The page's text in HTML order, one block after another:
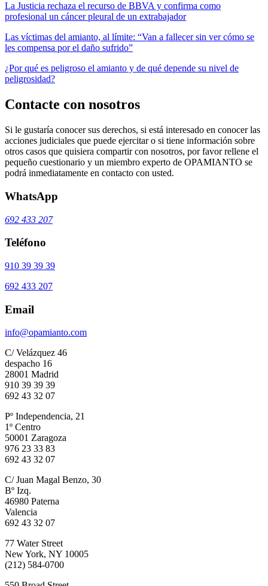
La Justicia rechaza el recurso de BBVA y confirma como
profesional un cáncer pleural de un extrabajador
Las víctimas del amianto, al límite: “Van a fallecer sin ver cómo se
les compensa por el daño sufrido”
¿Por qué es peligroso el amianto y de qué depende su nivel de
peligrosidad?
Contacte con nosotros
Si le gustaría conocer sus derechos, si está interesado en conocer las
acciones judiciales que puede ejercitar o si tiene información sobre
otros casos que quisiera compartir con nosotros, por favor rellene el
pequeño cuestionario y un miembro experto de OPAMIANTO se
podrá inmediatamente en contacto con usted.
WhatsApp
692 433 207
Teléfono
910 39 39 39
692 433 207
Email
info@opamianto.com
C/ Velázquez 46
despacho 16
28001 Madrid
910 39 39 39
692 43 32 07
Pº Independencia, 21
1º Centro
50001 Zaragoza
976 23 33 83
692 43 32 07
C/ Juan Magal Benzo, 30
Bº Izq.
46980 Paterna
Valencia
692 43 32 07
77 Water Street
New York, NY 10005
(212) 584-0700